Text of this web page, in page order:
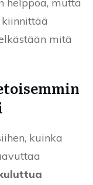
helppoa, mutta
mitä
kuinka